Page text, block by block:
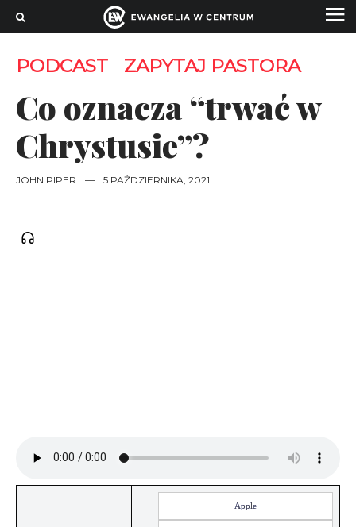
PODCAST ZAPYTAJ PASTORA
Co oznacza “trwać w
Chrystusie”?
JOHN PIPER — 5 PAŹDZIERNIKA, 2021
Apple